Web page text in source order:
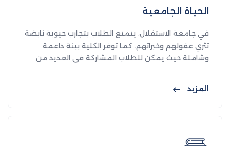
الحياة الجامعية
في جامعة الاستقلال، يتمتع الطلاب بتجارب حيوية نابضة
تثري عقولهم وخبراتهم. كما توفر الكلية بيئة داعمة
وشاملة حيث يمكن للطلاب المشاركة في العديد من
المزيد